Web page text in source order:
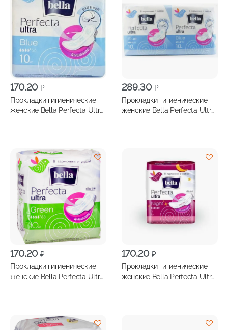
170,20 ₽
Прокладки гигиенические
женские Bella Perfecta Ultra
289,30 ₽
Прокладки гигиенические
женские Bella Perfecta Ultra
170,20 ₽
Прокладки гигиенические
женские Bella Perfecta Ultra
170,20 ₽
Прокладки гигиенические
женские Bella Perfecta Ultra